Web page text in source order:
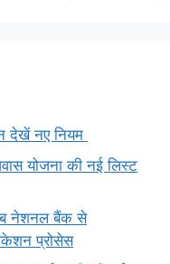
देखें नए नियम
योजना की नई लिस्ट
नेशनल बैंक से
प्रोसेस